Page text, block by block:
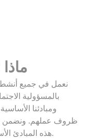
بالمسؤولية
ومبادئنا
ظروف عملهم. ونضمن
هذه المبادئ الأساسية كجزء لا يتجزأ من نهج الإدارة لدينا.